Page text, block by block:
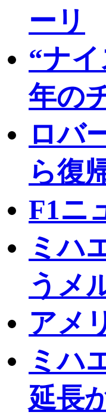
ーリ
“ナ
年の
ロバ
ら復
F1ニ
ミハ
うメ
アメ
ミハ
延長